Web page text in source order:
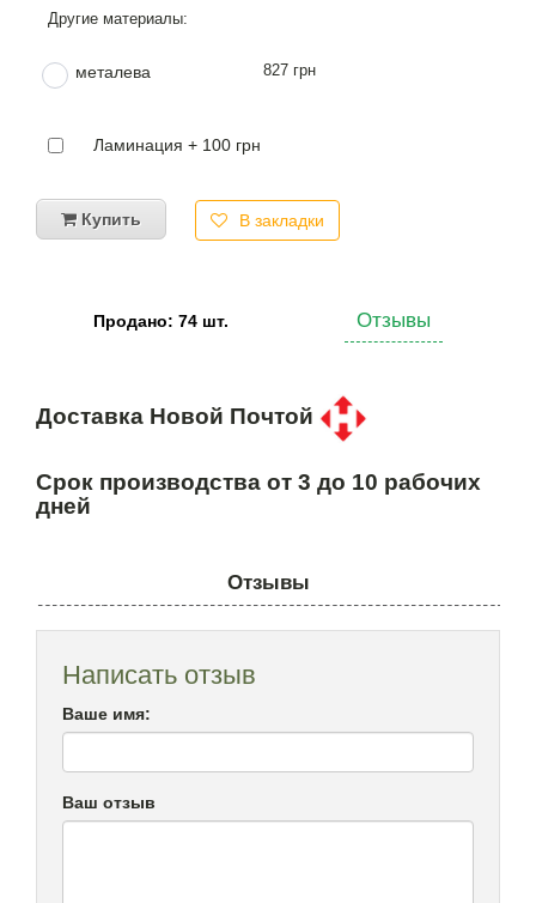
металева 827 грн
Ламинация + 100 грн
Купить В закладки
Продано: 74 шт. Отзывы
Доставка Новой Почтой
Срок производства от 3 до 10 рабочих
дней
Отзывы
Написать отзыв
Ваше имя:
Ваш отзыв